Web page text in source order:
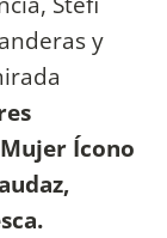
y
Ícono